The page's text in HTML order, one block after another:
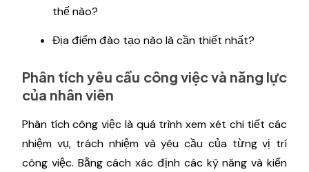
thế nào?
Địa điểm đào tạo nào là cần thiết nhất?
Phân tích yêu cầu công việc và năng lực
của nhân viên
Phân tích công việc là quá trình xem xét chi tiết các
nhiệm vụ, trách nhiệm và yêu cầu của từng vị trí
công việc. Bằng cách xác định các kỹ năng và kiến